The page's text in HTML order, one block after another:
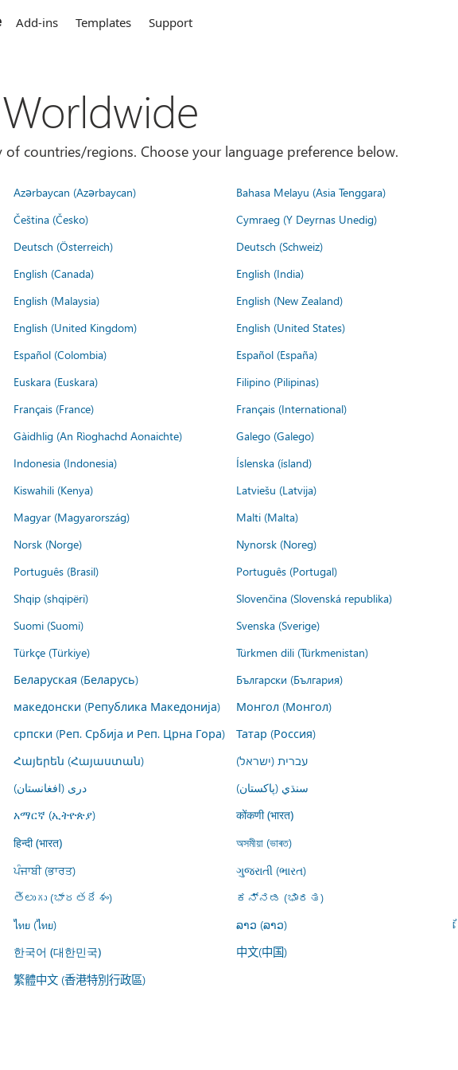
Add-ins Templates Support
countries/regions. Choose your language preference below.
Azərbaycan (Azərbaycan) Bahasa Melayu (Asia Tenggara)
Čeština (Česko) Cymraeg (Y Deyrnas Unedig)
Deutsch (Österreich) Deutsch (Schweiz)
English (Canada) English (India)
English (Malaysia) English (New Zealand)
English (United Kingdom) English (United States)
Español (Colombia) Español (España)
Euskara (Euskara) Filipino (Pilipinas)
Français (France) Français (International)
Gàidhlig (An Rìoghachd Aonaichte) Galego (Galego)
Indonesia (Indonesia) Íslenska (ísland)
Kiswahili (Kenya) Latviešu (Latvija)
Magyar (Magyarország) Malti (Malta)
Norsk (Norge) Nynorsk (Noreg)
Português (Brasil) Português (Portugal)
Shqip (shqipëri) Slovenčina (Slovenská republika)
Suomi (Suomi) Svenska (Sverige)
Türkçe (Türkiye) Türkmen dili (Türkmenistan)
Беларуская (Беларусь) Български (България)
македонски (Република Македонија) Монгол (Монгол)
српски (Реп. Србија и Реп. Црна Гора) Татар (Россия)
Հայերեն (Հայաստան) עברית (ישראל)
درى (افغانستان) سنڌي (پاکستان)
አማርኛ (ኢትዮጵያ) कोंकणी (भारत)
हिन्दी (भारत) অসমীয়া (ভাৰত)
ਪੰਜਾਬੀ (ਭਾਰਤ) ગુજરાતી (ભારત)
తెలుగు (భారతదేశం) ಕನ್ನಡ (ಭಾರತ)
ไทย (ไทย) ລາວ (ລາວ)
한국어 (대한민국) 中文(中国)
繁體中文 (香港特別行政區)